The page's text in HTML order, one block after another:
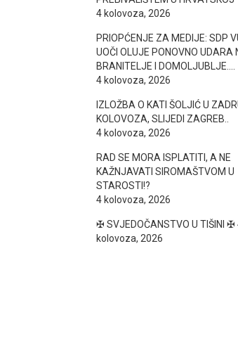
4 kolovoza, 2026
PRIOPĆENJE ZA MEDIJE: SDP
UOČI OLUJE PONOVNO UDARA
BRANITELJE I DOMOLJUBLJE….
4 kolovoza, 2026
IZLOŽBA O KATI ŠOLJIĆ U
KOLOVOZA, SLIJEDI ZAGREB..
4 kolovoza, 2026
RAD SE MORA ISPLATITI, A NE
KAŽNJAVATI SIROMAŠTVOM U
STAROSTI!?
4 kolovoza, 2026
✠ SVJEDOČANSTVO U TIŠINI ✠
kolovoza, 2026